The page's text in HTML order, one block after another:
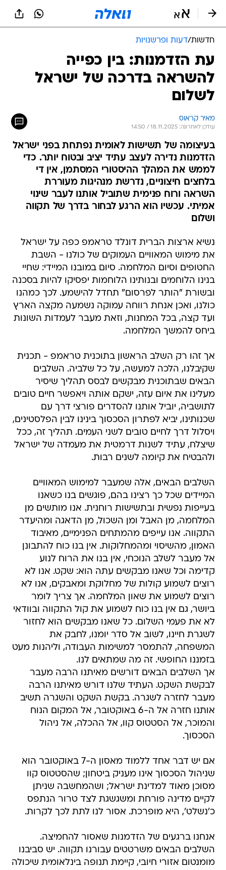
חדשות/דעות ופרשנויות
עת הזדמנות: בין כפייה
להשראה בדרכה של ישראל
לשלום
מאיר קראוס
עודכן לאחרונה: 18.11.2025 / 14:50
בעיצומה של תשישות לאומית נפתחת בפני ישראל
הזדמנות נדירה לעצב עתיד יציב ובטוח יותר. כדי
לממש את המהלך ההיסטורי המסתמן, אין די
בלחצים חיצוניים, נדרשת מנהיגות מעוררת
השראה ורוח פנימית שתוביל אותנו לעבר שינוי
אמיתי. עכשיו הוא הרגע לבחור בדרך של תקווה
ושלום
נשיא ארצות הברית דונלד טראמפ כפה על ישראל
את מימוש המאוויים העמוקים של כולנו - השבת
החטופים וסיום המלחמה. סיום במובנו המיידי: שחיי
בנינו הלוחמים ובנותינו הלוחמות יפסיקו להיות בסכנה
ובשורת "הותר לפרסום" תחדל להישמע. לכך כמהנו
כולנו, ואכן אנחת רווחה עמוקה נשמעה מקצה הארץ
ועד קצה, בכל המחנות, וזאת מעבר לעמדות השונות
ביחס להמשך המלחמה.
אך זהו רק השלב הראשון בתוכנית טראמפ - תכנית
שקיבלנו, הלכה למעשה, על כל שלביה. השלבים
הבאים שבתוכנית מבקשים לבסס תהליך שיסיר
מעלינו את איום עזה, ישקם אותה ויאפשר חיים טובים
לתושביה, יוביל אותנו להסדרים פורצי דרך עם
שכנותינו, יביא לפתרון הסכסוך בינינו לבין הפלסטינים,
ויסלול דרך לחיים טובים לשני העמים. תהליך זה, ככל
שיצלח, עתיד לשנות דרמטית את מעמדה של ישראל
ולהבטיח את קיומה לשנים רבות.
השלבים הבאים, אלה שמעבר למימוש המאוויים
המיידים שכל כך רצינו בהם, פוגשים בנו כשאנו
בעייפות נפשית ובתשישות רוחנית. אנו מותשים מן
המלחמה, מן האבל ומן השכול, מן הדאגה ומהיעדר
התקווה. אנו עייפים מהמתחים הפנימיים, מאיבוד
האמון, מהשיסוי ומהמחלוקות. אין בנו כוח להתבונן
אל מעבר לשלב הנוכחי, אין בנו את הרוח לנוע
קדימה וכל שאנו מבקשים עתה הוא: שקט. אנו לא
רוצים לשמוע קולות של מחלוקת ומאבקים, אנו לא
רוצים לשמוע את שאון המלחמה. אך צריך לומר
ביושר, גם אין בנו כוח לשמוע את קול התקווה ובוודאי
לא את פעמי השלום. כל שאנו מבקשים הוא לחזור
לשגרת חיינו, לשוב אל סדר יומנו, לחבק את
המשפחה, להתמסר למשימות העבודה, וליהנות מעט
בזמננו החופשי. זה מה שמתאים לנו.
אך השלבים הבאים דורשים מאיתנו הרבה מעבר
לבקשת השקט. העתיד שלנו דורש מאיתנו הרבה
מעבר לחזרה לשגרה. בקשת השקט והשגרה תשיב
אותנו חזרה אל ה-6 באוקטובר, אל המקום הנוח
והמוכר, אל הסטטוס קוו, אל ההכלה, אל ניהול
הסכסוך.
אם יש דבר אחד ללמוד מאסון ה-7 באוקטובר הוא
שניהול הסכסוך אינו מעניק ביטחון; שהסטטוס קוו
מסוכן מאוד למדינת ישראל; ושהמחשבה שניתן
לקיים מדינה פורחת ומשגשגת לצד טרור הנתפס
כ'נשלט', היא מופרכת. אסור לנו לתת לכך לקרות.
אנחנו ברגעים של הזדמנות שאסור להחמיצה.
השלבים הבאים משרטטים עבורנו תקווה. יש סביבנו
מומנטום אזורי חיובי, קיימת תנופה בינלאומית שיכולה